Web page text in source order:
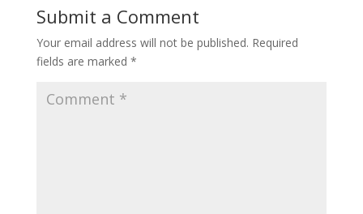
Submit a Comment
Your email address will not be published. Required
fields are marked *